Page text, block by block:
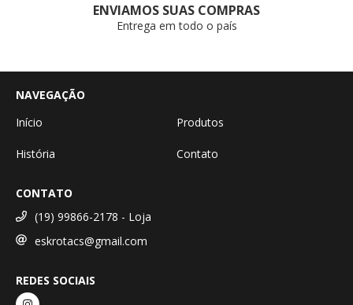
ENVIAMOS SUAS COMPRAS
Entrega em todo o país
NAVEGAÇÃO
Início
Produtos
História Contato
CONTATO
(19) 99866-2178 - Loja
eskrotacs@gmail.com
REDES SOCIAIS